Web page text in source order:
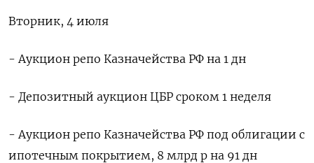
Вторник, 4 июля
- Аукцион репо Казначейства РФ на 1 дн
- Депозитный аукцион ЦБР сроком 1 неделя
- Аукцион репо Казначейства РФ под облигации с
ипотечным покрытием, 8 млрд р на 91 дн